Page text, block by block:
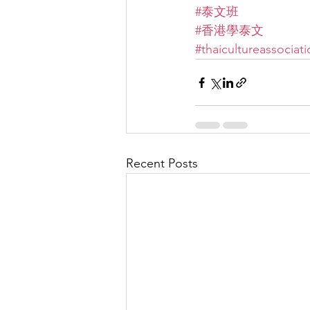
#泰文班
#香港學泰文
Recent Posts